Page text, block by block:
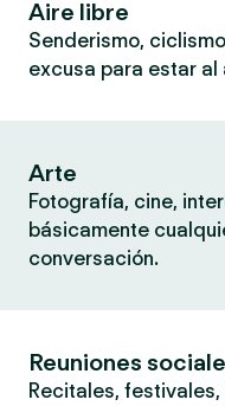
Aire libre
Senderismo,
excusa para estar al
Arte
Fotografía, cine,
básicamente
conversación.
Reuniones
Recitales,